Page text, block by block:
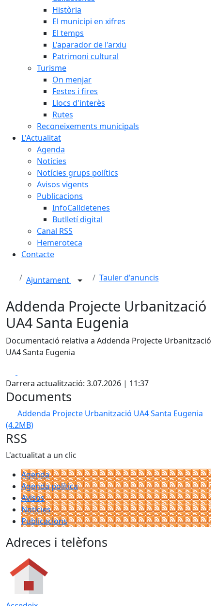
Història
El municipi en xifres
El temps
L'aparador de l'arxiu
Patrimoni cultural
Turisme
On menjar
Festes i fires
Llocs d'interès
Rutes
Reconeixements municipals
L'Actualitat
Agenda
Notícies
Notícies grups polítics
Avisos vigents
Publicacions
InfoCalldetenes
Butlletí digital
Canal RSS
Hemeroteca
Contacte
Ajuntament Tauler d'anuncis
Addenda Projecte Urbanització
UA4 Santa Eugenia
Documentació relativa a Addenda Projecte Urbanització
UA4 Santa Eugenia
Darrera actualització: 3.07.2026 | 11:37
Documents
Addenda Projecte Urbanització UA4 Santa Eugenia
(4.2MB)
RSS
L'actualitat a un clic
Agenda
Agenda política
Avisos
Notícies
Publicacions
Adreces i telèfons